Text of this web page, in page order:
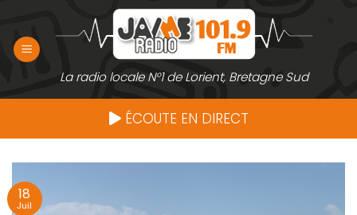
contenu
La radio locale N°1 de Lorient, Bretagne Sud
ÉCOUTE EN DIRECT
18
Juil